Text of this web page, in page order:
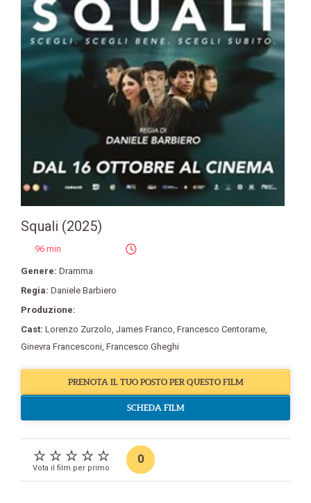
Squali (2025)
96 min
Genere: Dramma
Regia: Daniele Barbiero
Produzione:
Cast: Lorenzo Zurzolo James Franco Francesco Centorame
Ginevra Francesconi Francesco Gheghi
PRENOTA IL TUO POSTO PER QUESTO FILM
SCHEDA FILM
Vota il film per primo
0